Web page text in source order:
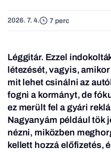
2026. 7. 4. 7 perc
Léggitár. Ezzel
létezését, vagyis,
mit lehet csinálni az
fogni a kormányt, de
ez merült fel a gyári
Nagyanyám például tök
nézni, miközben
kellett hozzá előfizetés,